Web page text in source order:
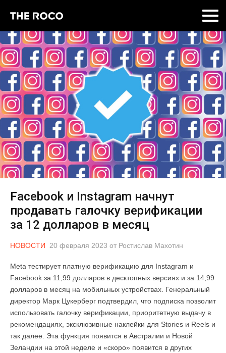
Facebook и Instagram начнут
продавать галочку верификации
за 12 долларов в месяц
НОВОСТИ 20 февраля 2023 от Ростислав Махотин
Meta тестирует платную верификацию для Instagram и
Facebook за 11,99 долларов в десктопных версиях и за 14,99
долларов в месяц на мобильных устройствах. Генеральный
директор Марк Цукерберг подтвердил, что подписка позволит
использовать галочку верификации, приоритетную выдачу в
рекомендациях, эксклюзивные наклейки для Stories и Reels и
так далее. Эта функция появится в Австралии и Новой
Зеландии на этой неделе и «скоро» появится в других